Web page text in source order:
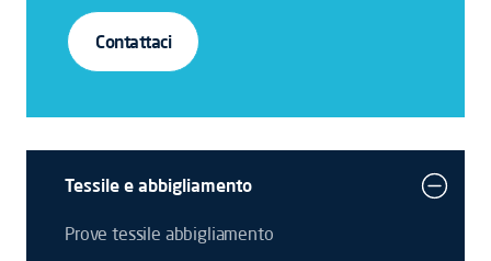
Contattaci
Tessile e abbigliamento
Prove tessile abbigliamento